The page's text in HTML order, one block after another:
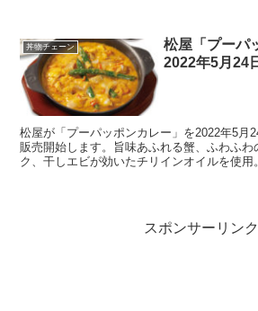
丼物チェーン
松屋「プーパ
2022年5月24
松屋が「プーパッポンカレー」を2022年5月
販売開始します。旨味あふれる蟹、ふわふ
ク、干しエビが効いたチリインオイルを使用
も見えます。蟹はズワイガニ。さらにいわゆ
スポンサーリンク